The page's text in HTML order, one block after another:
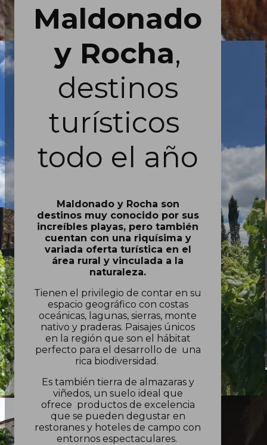
Maldonado
y Rocha,
destinos
turísticos
todo el año
Maldonado y Rocha son
destinos muy conocido por sus
increíbles playas, pero también
cuentan con una riquísima y
variada oferta turística en el
área rural y vinculada a la
naturaleza.
Tienen el privilegio de contar en su
espacio geográfico con costas
oceánicas, lagunas, sierras, monte
nativo y praderas. Paisajes únicos
en la región que son el hábitat
perfecto para el desarrollo de una
rica biodiversidad.
Es también tierra de almazaras y
viñedos, un suelo ideal que
ofrece productos de excelencia
que se pueden degustar en
restoranes y hoteles de campo con
entornos espectaculares.